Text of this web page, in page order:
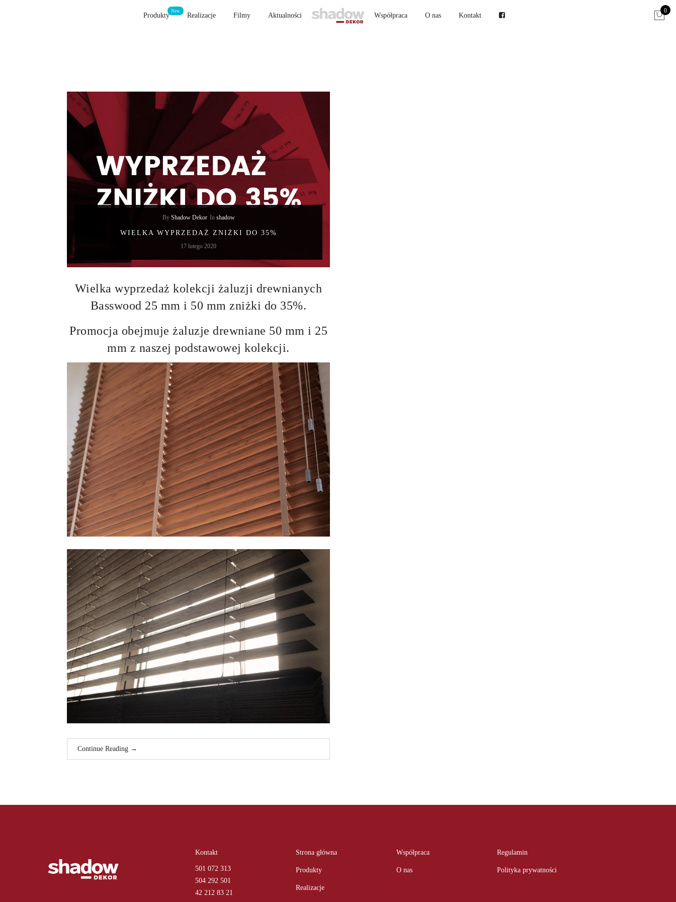
Produkty Realizacje Filmy Aktualności Współpraca O nas Kontakt
0
By Shadow Dekor In shadow
WIELKA WYPRZEDAŻ ZNIŻKI DO 35%
17 lutego 2020
Wielka wyprzedaż kolekcji żaluzji drewnianych
Basswood 25 mm i 50 mm zniżki do 35%.
Promocja obejmuje żaluzje drewniane 50 mm i 25
mm z naszej podstawowej kolekcji.
Continue Reading →
Kontakt
501 072 313
504 292 501
42 212 83 21
Strona główna
Produkty
Realizacje
Współpraca
O nas
Regulamin
Polityka prywatności